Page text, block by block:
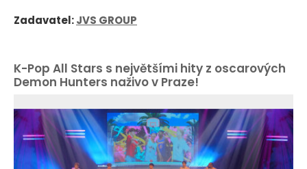
Zadavatel:JVS GROUP
K-Pop All Stars s největšími hity z oscarových
Demon Hunters naživo v Praze!